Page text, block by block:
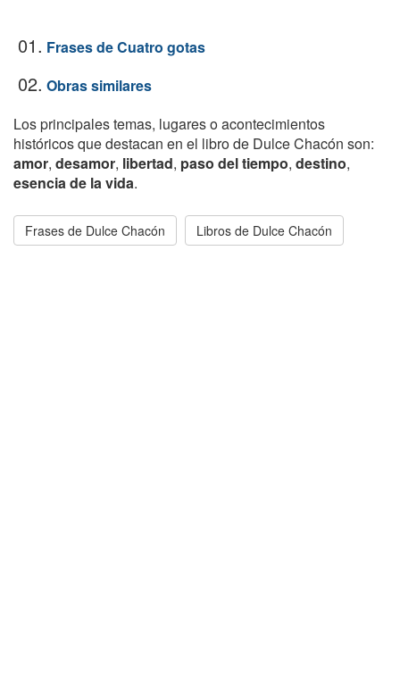
01. Frases de Cuatro gotas
02. Obras similares
Los principales temas, lugares o acontecimientos
históricos que destacan en el libro de Dulce Chacón son:
amor, desamor, libertad, paso del tiempo, destino,
esencia de la vida.
Frases de Dulce Chacón Libros de Dulce Chacón